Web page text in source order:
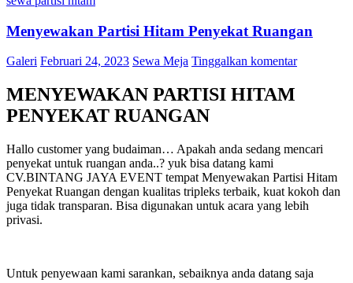
Menyewakan Partisi Hitam Penyekat Ruangan
Galeri Februari 24, 2023 Sewa Meja Tinggalkan komentar
MENYEWAKAN PARTISI HITAM
PENYEKAT RUANGAN
Hallo customer yang budaiman… Apakah anda sedang mencari
penyekat untuk ruangan anda..? yuk bisa datang kami
CV.BINTANG JAYA EVENT tempat Menyewakan Partisi Hitam
Penyekat Ruangan dengan kualitas tripleks terbaik, kuat kokoh dan
juga tidak transparan. Bisa digunakan untuk acara yang lebih
privasi.
Untuk penyewaan kami sarankan, sebaiknya anda datang saja